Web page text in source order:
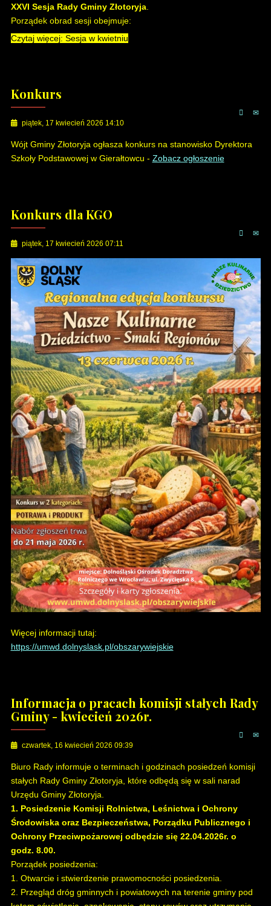
XXVI Sesja Rady Gminy Złotoryja.
Porządek obrad sesji obejmuje:
Czytaj więcej: Sesja w kwietniu
Konkurs
piątek, 17 kwiecień 2026 14:10
Wójt Gminy Złotoryja ogłasza konkurs na stanowisko Dyrektora
Szkoły Podstawowej w Gierałtowcu - Zobacz ogłoszenie
Konkurs dla KGO
piątek, 17 kwiecień 2026 07:11
Więcej informacji tutaj:
https://umwd.dolnyslask.pl/obszarywiejskie
Informacja o pracach komisji stałych Rady
Gminy - kwiecień 2026r.
czwartek, 16 kwiecień 2026 09:39
Biuro Rady informuje o terminach i godzinach posiedzeń komisji
stałych Rady Gminy Złotoryja, które odbędą się w sali narad
Urzędu Gminy Złotoryja.
1. Posiedzenie Komisji Rolnictwa, Leśnictwa i Ochrony
Środowiska oraz Bezpieczeństwa, Porządku Publicznego i
Ochrony Przeciwpożarowej odbędzie się 22.04.2026r. o
godz. 8.00.
Porządek posiedzenia:
1. Otwarcie i stwierdzenie prawomocności posiedzenia.
2. Przegląd dróg gminnych i powiatowych na terenie gminy pod